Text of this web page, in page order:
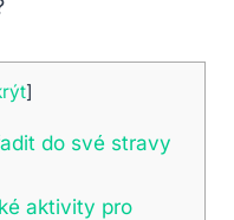
]
do své stravy⁣
aktivity pro